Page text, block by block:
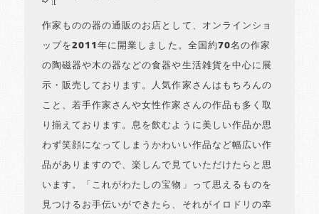
作家ものの器の通販のお店として、オンラインショ
ップを2011年に開業しました。全国約70名の作家
の陶磁器や木の器などの食器や生活雑貨を中心に展
示・販売しております。人気作家さんはもちろんの
こと、若手作家さんや女性作家さんの作品も多く取
り揃えております。息を飲むように美しい作品か思
わず笑顔になってしまうかわいい作品など幅広い作
品がありますので、楽しんで見ていただけたらと思
います。「これがわたしの宝物」って思えるものを
見つけるお手伝いができたら、それがイロドリの幸